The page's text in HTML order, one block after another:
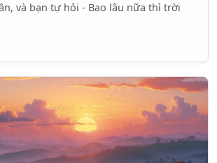
và bạn tự hỏi - Bao lâu nữa thì trời